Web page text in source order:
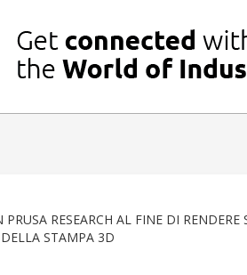
RESEARCH AL FINE DI
STAMPA 3D